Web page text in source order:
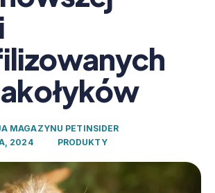
MAGAZYNU PETINSIDER
2024
PRODUKTY